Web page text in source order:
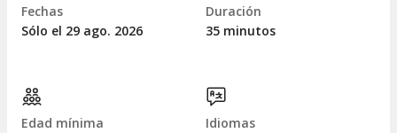
Fechas
Sólo el 29 ago. 2026
Duración
35 minutos
Edad mínima
Idiomas